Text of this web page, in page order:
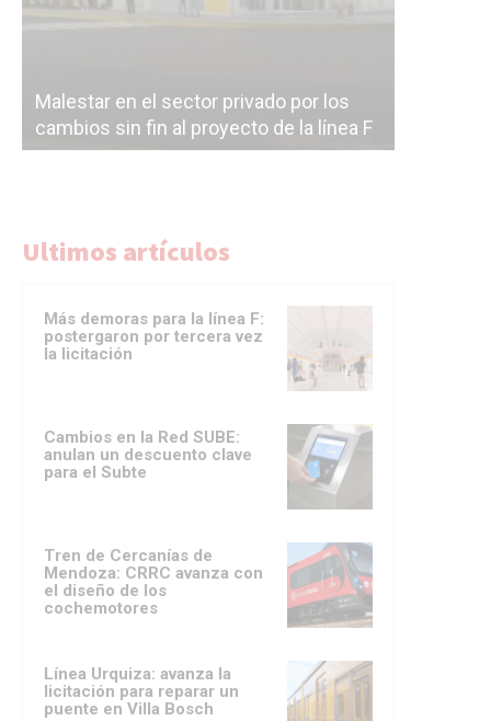
Malestar en el sector privado por los
cambios sin fin al proyecto de la línea F
Ultimos artículos
Más demoras para la línea F:
postergaron por tercera vez
la licitación
Cambios en la Red SUBE:
anulan un descuento clave
para el Subte
Tren de Cercanías de
Mendoza: CRRC avanza con
el diseño de los
cochemotores
Línea Urquiza: avanza la
licitación para reparar un
puente en Villa Bosch